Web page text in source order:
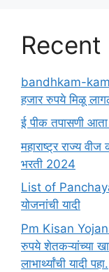
bandhkam-
हजार रुपये मिळू
ई पीक तपासणी
महाराष्ट्र राज्य
भरती 2024
List of
योजनांची यादी
Pm Kisan
रुपये शेतकऱ्यांच्या
लाभार्थ्यांची यादी पहा.